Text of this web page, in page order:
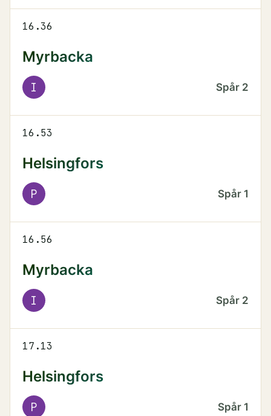
16.36
Myrbacka
I Spår 2
16.53
Helsingfors
P Spår 1
16.56
Myrbacka
I Spår 2
17.13
Helsingfors
P Spår 1